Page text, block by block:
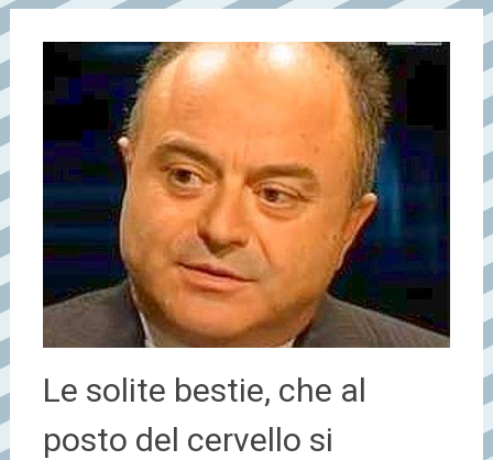
Le solite bestie, che al
posto del cervello si